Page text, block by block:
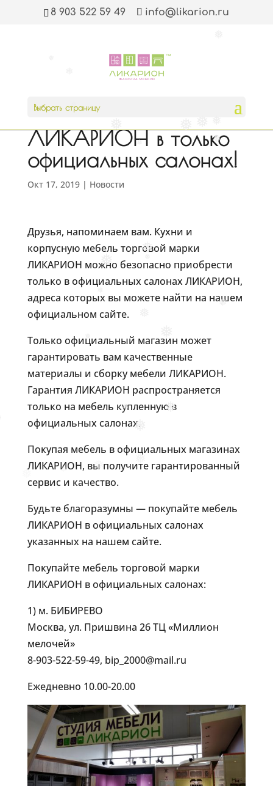
❅
❅
❅
❅
❅
❅
❅
❅
❅
❅ ❅❅ ❅
❅
❅
❅ ❅
8 903 522 59 49 info@likarion.ru
Выбрать страницу
торговой марки
ЛИКАРИОН в только
официальных салонах!
Окт 17, 2019| Новости
Друзья, напоминаем вам. Кухни и
корпусную мебель торговой марки
ЛИКАРИОН можно безопасно приобрести
только в официальных салонах ЛИКАРИОН,
адреса которых вы можете найти на нашем
официальном сайте.
Только официальный магазин может
гарантировать вам качественные
материалы и сборку мебели ЛИКАРИОН.
Гарантия ЛИКАРИОН распространяется
только на мебель купленную в
официальных салонах.
Покупая мебель в официальных магазинах
ЛИКАРИОН, вы получите гарантированный
сервис и качество.
Будьте благоразумны — покупайте мебель
ЛИКАРИОН в официальных салонах
указанных на нашем сайте.
Покупайте мебель торговой марки
ЛИКАРИОН в официальных салонах:
1) м. БИБИРЕВО
Москва, ул. Пришвина 26 ТЦ «Миллион
мелочей»
8-903-522-59-49, bip_2000@mail.ru
Ежедневно 10.00-20.00